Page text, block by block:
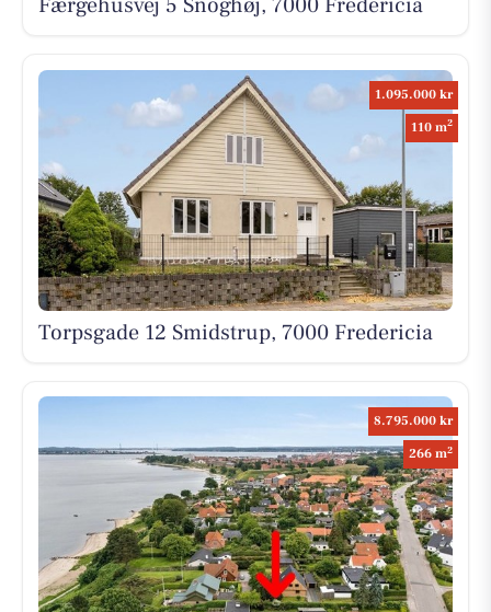
Færgehusvej 5 Snoghøj, 7000 Fredericia
1.095.000 kr
110 m2
Torpsgade 12 Smidstrup, 7000 Fredericia
8.795.000 kr
266 m2